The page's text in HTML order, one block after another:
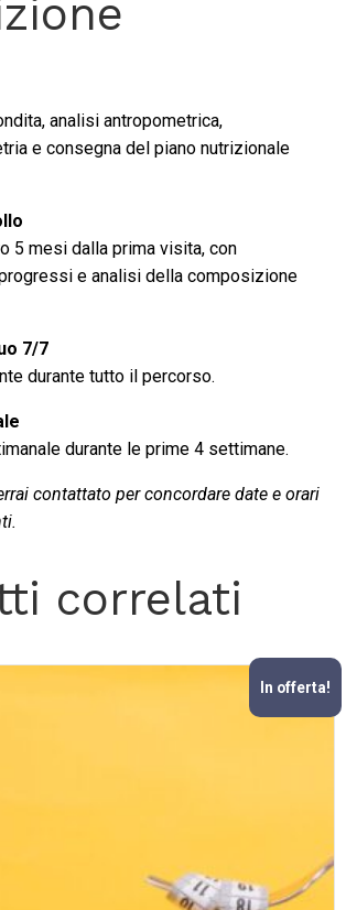
analisi antropometrica,
e consegna del piano nutrizionale
5 mesi dalla prima visita, con
e analisi della composizione
7/7
durante tutto il percorso.
durante le prime 4 settimane.
contattato per concordare date e orari
correlati
In offerta!